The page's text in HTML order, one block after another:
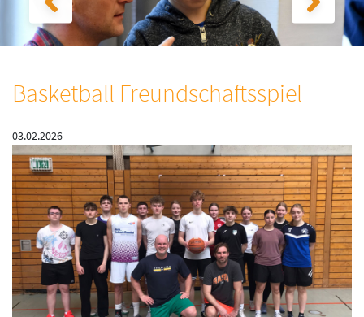
Basketball Freundschaftsspiel
03.02.2026